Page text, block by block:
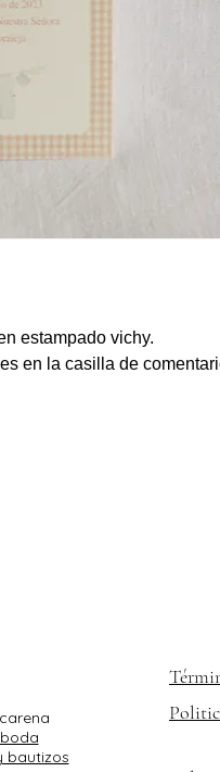
estampado vichy.
en la casilla de
bautizos